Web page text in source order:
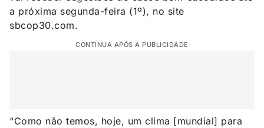
a próxima segunda-feira (1º), no site
sbcop30.com.
CONTINUA APÓS A PUBLICIDADE
“Como não temos, hoje, um clima [mundial] para